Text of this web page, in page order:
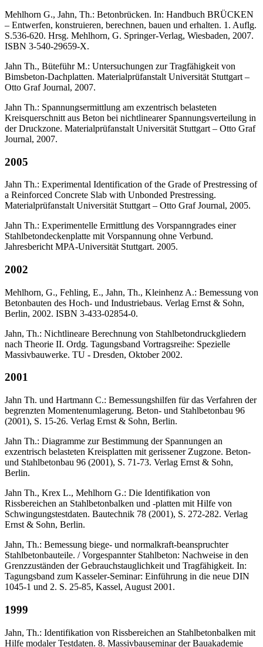
Mehlhorn G., Jahn, Th.: Betonbrücken. In: Handbuch BRÜCKEN
– Entwerfen, konstruieren, berechnen, bauen und erhalten. 1. Auflg.
S.536-620. Hrsg. Mehlhorn, G. Springer-Verlag, Wiesbaden, 2007.
ISBN 3-540-29659-X.
Jahn Th., Büteführ M.: Untersuchungen zur Tragfähigkeit von
Bimsbeton-Dachplatten. Materialprüfanstalt Universität Stuttgart –
Otto Graf Journal, 2007.
Jahn Th.: Spannungsermittlung am exzentrisch belasteten
Kreisquerschnitt aus Beton bei nichtlinearer Spannungsverteilung in
der Druckzone. Materialprüfanstalt Universität Stuttgart – Otto Graf
Journal, 2007.
2005
Jahn Th.: Experimental Identification of the Grade of Prestressing of
a Reinforced Concrete Slab with Unbonded Prestressing.
Materialprüfanstalt Universität Stuttgart – Otto Graf Journal, 2005.
Jahn Th.: Experimentelle Ermittlung des Vorspanngrades einer
Stahlbetondeckenplatte mit Vorspannung ohne Verbund.
Jahresbericht MPA-Universität Stuttgart. 2005.
2002
Mehlhorn, G., Fehling, E., Jahn, Th., Kleinhenz A.: Bemessung von
Betonbauten des Hoch- und Industriebaus. Verlag Ernst & Sohn,
Berlin, 2002. ISBN 3-433-02854-0.
Jahn, Th.: Nichtlineare Berechnung von Stahlbetondruckgliedern
nach Theorie II. Ordg. Tagungsband Vortragsreihe: Spezielle
Massivbauwerke. TU - Dresden, Oktober 2002.
2001
Jahn Th. und Hartmann C.: Bemessungshilfen für das Verfahren der
begrenzten Momentenumlagerung. Beton- und Stahlbetonbau 96
(2001), S. 15-26. Verlag Ernst & Sohn, Berlin.
Jahn Th.: Diagramme zur Bestimmung der Spannungen an
exzentrisch belasteten Kreisplatten mit gerissener Zugzone. Beton-
und Stahlbetonbau 96 (2001), S. 71-73. Verlag Ernst & Sohn,
Berlin.
Jahn Th., Krex L., Mehlhorn G.: Die Identifikation von
Rissbereichen an Stahlbetonbalken und -platten mit Hilfe von
Schwingungstestdaten. Bautechnik 78 (2001), S. 272-282. Verlag
Ernst & Sohn, Berlin.
Jahn, Th.: Bemessung biege- und normalkraft-beanspruchter
Stahlbetonbauteile. / Vorgespannter Stahlbeton: Nachweise in den
Grenzzuständen der Gebrauchstauglichkeit und Tragfähigkeit. In:
Tagungsband zum Kasseler-Seminar: Einführung in die neue DIN
1045-1 und 2. S. 25-85, Kassel, August 2001.
1999
Jahn, Th.: Identifikation von Rissbereichen an Stahlbetonbalken mit
Hilfe modaler Testdaten. 8. Massivbauseminar der Bauakademie